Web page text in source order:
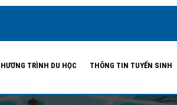
TRÌNH DU HỌC THÔNG TIN TUYỂN SINH